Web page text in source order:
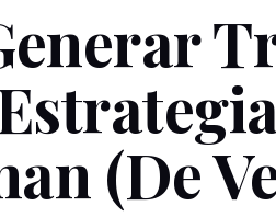
(De